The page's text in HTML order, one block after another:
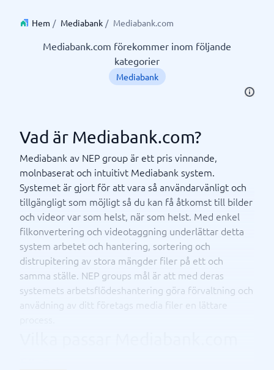
Hem / Mediabank / Mediabank.com
Mediabank.com förekommer inom följande
kategorier
Mediabank
Vad är Mediabank.com?
Mediabank av NEP group är ett pris vinnande,
molnbaserat och intuitivt Mediabank system.
Systemet är gjort för att vara så användarvänligt och
tillgängligt som möjligt så du kan få åtkomst till bilder
och videor var som helst, när som helst. Med enkel
filkonvertering och videotaggning underlättar detta
system arbetet och hantering, sortering och
distrupitering av stora mängder filer på ett och
samma ställe. NEP groups mål är att med deras
systemets arbetsflödeshantering göra förvaltning och
anvädning av ditt företags media filer en lättare